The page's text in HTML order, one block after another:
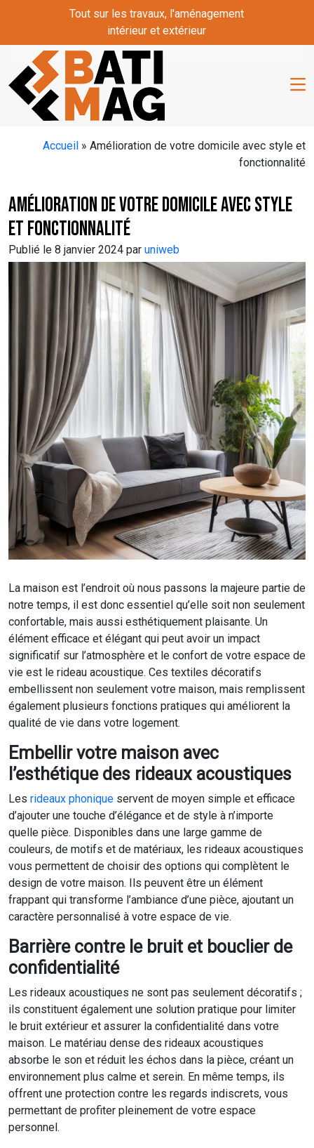
Skip to main contentTout sur les travaux, l'aménagement
intérieur et extérieur
Accueil » Amélioration de votre domicile avec style et
fonctionnalité
Amélioration de votre domicile avec style
et fonctionnalité
Publié le 8 janvier 2024 par uniweb
La maison est l’endroit où nous passons la majeure partie de
notre temps, il est donc essentiel qu’elle soit non seulement
confortable, mais aussi esthétiquement plaisante. Un
élément efficace et élégant qui peut avoir un impact
significatif sur l’atmosphère et le confort de votre espace de
vie est le rideau acoustique. Ces textiles décoratifs
embellissent non seulement votre maison, mais remplissent
également plusieurs fonctions pratiques qui améliorent la
qualité de vie dans votre logement.
Embellir votre maison avec
l’esthétique des rideaux acoustiques
Les rideaux phonique servent de moyen simple et efficace
d’ajouter une touche d’élégance et de style à n’importe
quelle pièce. Disponibles dans une large gamme de
couleurs, de motifs et de matériaux, les rideaux acoustiques
vous permettent de choisir des options qui complètent le
design de votre maison. Ils peuvent être un élément
frappant qui transforme l’ambiance d’une pièce, ajoutant un
caractère personnalisé à votre espace de vie.
Barrière contre le bruit et bouclier de
confidentialité
Les rideaux acoustiques ne sont pas seulement décoratifs ;
ils constituent également une solution pratique pour limiter
le bruit extérieur et assurer la confidentialité dans votre
maison. Le matériau dense des rideaux acoustiques
absorbe le son et réduit les échos dans la pièce, créant un
environnement plus calme et serein. En même temps, ils
offrent une protection contre les regards indiscrets, vous
permettant de profiter pleinement de votre espace
personnel.